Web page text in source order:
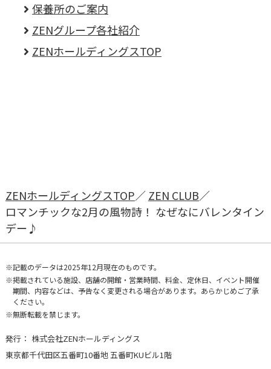
保養所のご案内
ZENグループ各社紹介
ZENホールディングスTOP
ZENホールディングスTOP
ZEN CLUB
ロマンチックな2月の風物詩！ なぜなにバレンタイン
デー♪
記載のデータは2025年12月現在のものです。
掲載されている施設、店舗の開館・営業時間、料金、定休日、イベント開催
期間、内容などは、予告なく変更される場合があります。あらかじめご了承
ください。
無断転載を禁じます。
発行： 株式会社ZENホールディングス
東京都千代田区五番町10番地 五番町KUビル1階